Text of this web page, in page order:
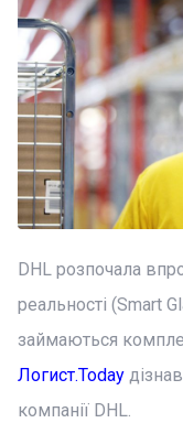
DHL розпочала
реальності (Smart
займаються
Логист.Today
компанії DHL.